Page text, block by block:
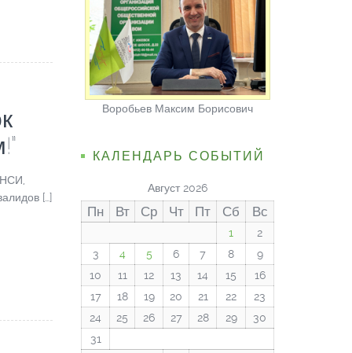
[…]
Воробьев Максим Борисович
КАЛЕНДАРЬ СОБЫТИЙ
Август 2026
Пн Вт Ср Чт Пт Сб Вс
1
2
3
4 5 6 7 8
9
10
11 12 13 14 15
16
17
18 19 20 21 22
23
24
25 26 27 28 29
30
31